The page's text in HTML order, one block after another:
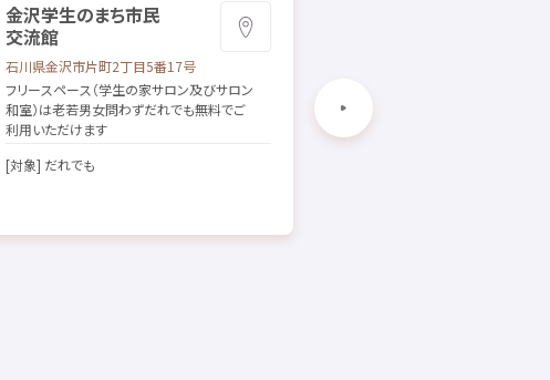
金沢学生のまち市民
交流館
石川県金沢市片町2丁目5番17号
フリースペース（学生の家サロン及びサロン
和室）は老若男女問わずだれでも無料でご
利用いただけます
[対象] だれでも
が
伝えられる